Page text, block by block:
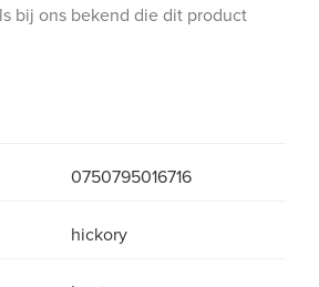
bij ons bekend die dit product
0750795016716
hickory